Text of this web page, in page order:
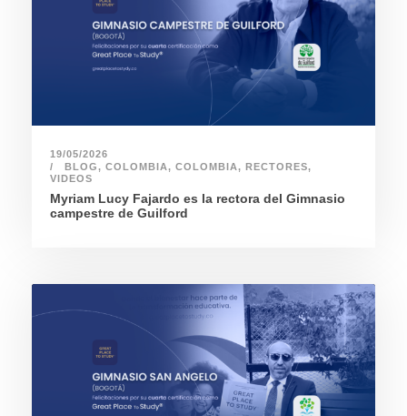
19/05/2026
BLOG, COLOMBIA, COLOMBIA, RECTORES,
VIDEOS
Myriam Lucy Fajardo es la rectora del Gimnasio
campestre de Guilford